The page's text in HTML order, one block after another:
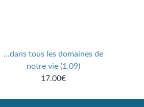
...dans tous les domaines de
notre vie (1.09)
17.00€